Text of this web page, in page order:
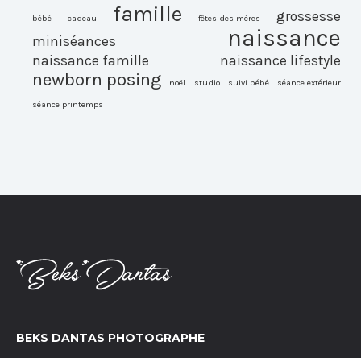
bébé cadeau famille fêtes des mères
grossesse
miniséances
naissance
naissance famille naissance lifestyle
newborn posing noël studio suivi bébé séance extérieur
séance printemps
BEKS DANTAS PHOTOGRAPHE